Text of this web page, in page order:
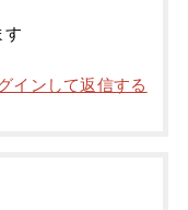
す
インして返信する